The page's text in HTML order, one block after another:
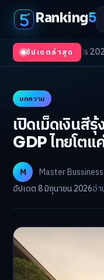
Ranking5
อัปเดตล่าสุด
Trends 2026: 5 เรื่องเกี่
บทความ
เปิดเม็ดเงินสี
GDP ไทยโตแ
M Master Bussiness
อัปเดต 8 มิถุนายน 2026อ่า